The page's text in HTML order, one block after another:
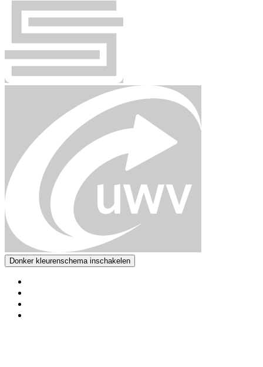
Donker kleurenschema inschakelen